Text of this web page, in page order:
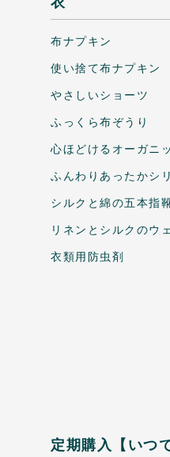
布ナプキン
使い捨て布ナプキン
やさしいショーツ
ふっくら布ぞうり
心ほどけるオーガニ
ふんわりあったかシ
シルクと綿の五本指
リネンとシルクのウ
衣類用防虫剤
定期購入【いつ